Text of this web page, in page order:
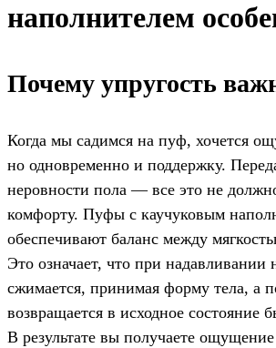
наполнителем
Почему упругость
Когда мы садимся на пуф, хочется
но одновременно и поддержку.
неровности пола — все это не
комфорту. Пуфы с каучуковым
обеспечивают баланс между
Это означает, что при надавливании
сжимается, принимая форму тела, а
возвращается в исходное состояние
В результате вы получаете